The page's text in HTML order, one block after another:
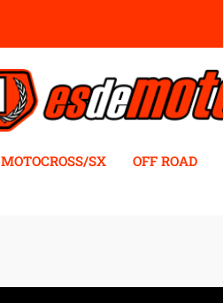
MOTOCROSS/SX OFF ROAD